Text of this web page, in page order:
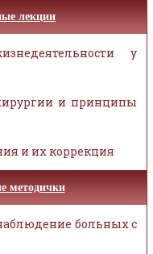
лекции
у
и принципы
и их коррекция
методички
больных с